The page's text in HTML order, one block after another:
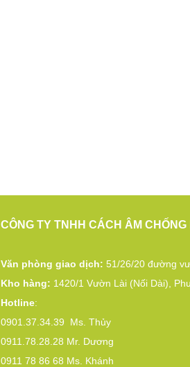
CÔNG TY TNHH CÁCH ÂM CHỐNG
Văn phòng giao dịch: 51/26/20 đường
Kho hàng: 1420/1 Vườn Lài (Nối Dài),
Hotline:
0901.37.34.39
Ms. Thủy
0911.78.28.28 Mr. Dương
0911 78 86 68 Ms. Khánh